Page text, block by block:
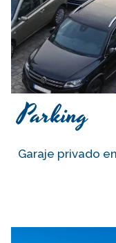
Parking
Garaje privado